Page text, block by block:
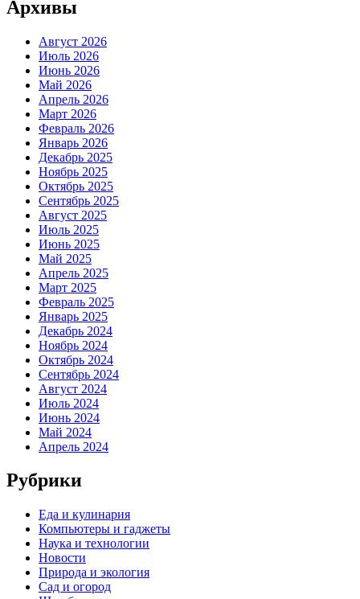
Архивы
Август 2026
Июль 2026
Июнь 2026
Май 2026
Апрель 2026
Март 2026
Февраль 2026
Январь 2026
Декабрь 2025
Ноябрь 2025
Октябрь 2025
Сентябрь 2025
Август 2025
Июль 2025
Июнь 2025
Май 2025
Апрель 2025
Март 2025
Февраль 2025
Январь 2025
Декабрь 2024
Ноябрь 2024
Октябрь 2024
Сентябрь 2024
Август 2024
Июль 2024
Июнь 2024
Май 2024
Апрель 2024
Рубрики
Еда и кулинария
Компьютеры и гаджеты
Наука и технологии
Новости
Природа и экология
Сад и огород